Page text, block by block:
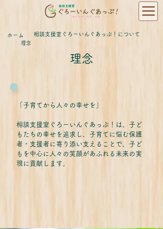
ホーム 相談支援室ぐろーいんぐあっぷ！について
理念
理念
「子育てから人々の幸せを」
相談支援室ぐろーいんぐあっぷ！は、子ど
もたちの幸せを追求し、子育てに悩む保護
者・支援者に寄り添い支えることで、子ど
もを中心に人々の笑顔があふれる未来の実
現に貢献します。